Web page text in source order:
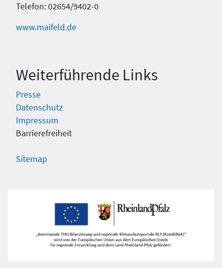
Telefon: 02654/9402-0
www.maifeld.de
Weiterführende Links
Presse
Datenschutz
Impressum
Barrierefreiheit
Sitemap